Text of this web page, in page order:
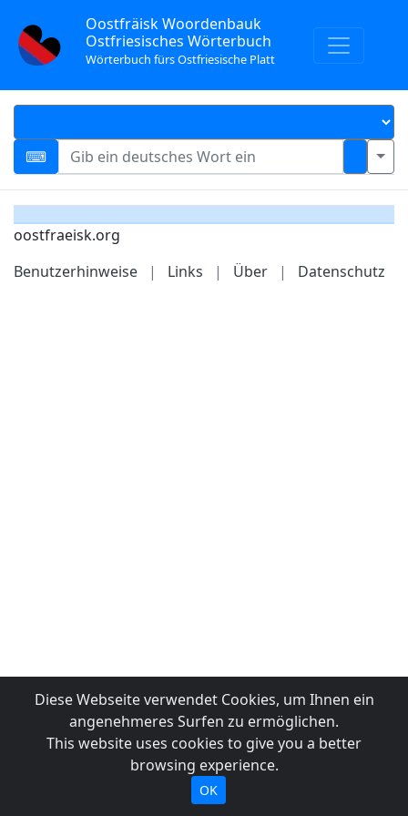
Oostfräisk Woordenbauk
Ostfriesisches Wörterbuch
Wörterbuch fürs Ostfriesische Platt
oostfraeisk.org
Benutzerhinweise
| Links | Über | Datenschutz
Diese Webseite verwendet Cookies, um Ihnen ein
angenehmeres Surfen zu ermöglichen.
This website uses cookies to give you a better
browsing experience.
OK